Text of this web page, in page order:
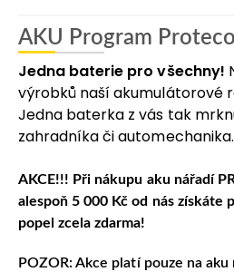
AKU Program Proteco
Jedna baterie pro všechny!
výrobků naší akumulátorové
Jedna baterka z vás tak
zahradníka či automechanika.
AKCE!!! Při nákupu aku nářadí
alespoň 5 000 Kč od nás získáte
popel zcela zdarma!
POZOR: Akce platí pouze na